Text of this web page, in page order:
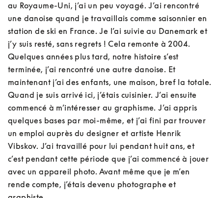
au Royaume-Uni, j’ai un peu voyagé. J’ai rencontré
une danoise quand je travaillais comme saisonnier en
station de ski en France. Je l’ai suivie au Danemark et
j’y suis resté, sans regrets ! Cela remonte à 2004.
Quelques années plus tard, notre histoire s’est
terminée, j’ai rencontré une autre danoise. Et
maintenant j’ai des enfants, une maison, bref la totale.
Quand je suis arrivé ici, j’étais cuisinier. J’ai ensuite
commencé à m’intéresser au graphisme. J’ai appris
quelques bases par moi-même, et j’ai fini par trouver
un emploi auprès du designer et artiste Henrik
Vibskov. J’ai travaillé pour lui pendant huit ans, et
c’est pendant cette période que j’ai commencé à jouer
avec un appareil photo. Avant même que je m’en
rende compte, j’étais devenu photographe et